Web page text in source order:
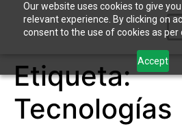
Our website uses cookies to give
relevant experience. By clicking on
consent to the use of cookies as per
Accept
Etiqueta:
Tecnologías